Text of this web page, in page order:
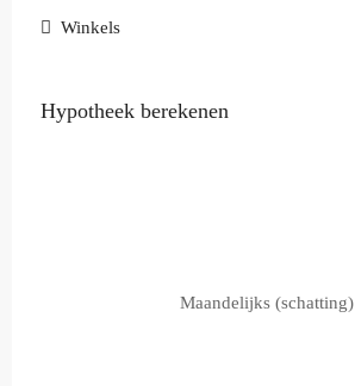
Winkels
Hypotheek berekenen
Maandelijks (schatting)